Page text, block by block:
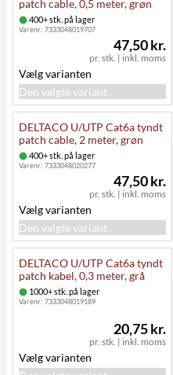
patch cable, 0,5 meter, grøn
400+ stk. på lager
Varenr.:7333048019707
pr. stk. | inkl. moms
47,50 kr.
Vælg varianten
Den valgte variant
DELTACO U/UTP Cat6a tyndt
patch cable, 2 meter, grøn
400+ stk. på lager
Varenr.:7333048020277
pr. stk. | inkl. moms
47,50 kr.
Vælg varianten
Den valgte variant
DELTACO U/UTP Cat6a tyndt
patch kabel, 0,3 meter, grå
1000+ stk. på lager
Varenr.:7333048019189
pr. stk. | inkl. moms
20,75 kr.
Vælg varianten